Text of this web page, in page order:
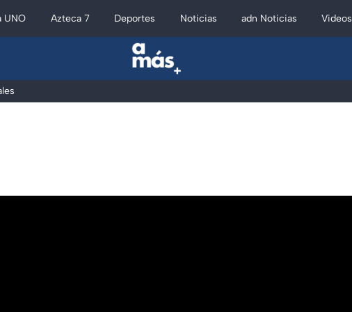
UNO Azteca 7 Deportes Noticias adn Noticias Videos